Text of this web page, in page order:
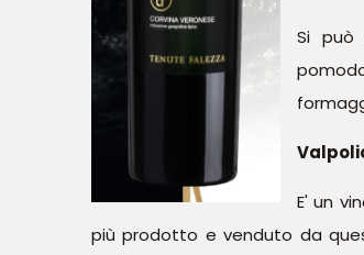
Si può
E' un
più prodotto e venduto da